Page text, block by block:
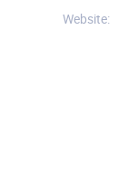
Website: